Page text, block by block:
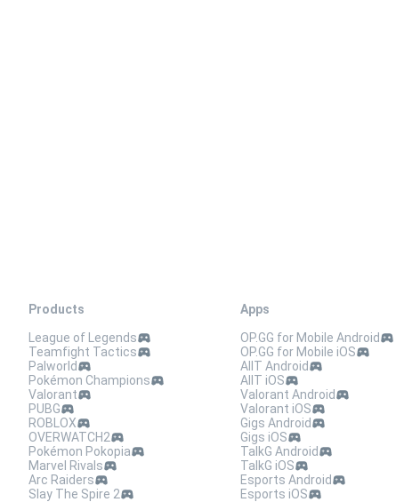
Products
League of Legends
Teamfight Tactics
Palworld
Pokémon Champions
Valorant
PUBG
ROBLOX
OVERWATCH2
Pokémon Pokopia
Marvel Rivals
Arc Raiders
Slay The Spire 2
Apps
OP.GG for Mobile Android
OP.GG for Mobile iOS
AllT Android
AllT iOS
Valorant Android
Valorant iOS
Gigs Android
Gigs iOS
TalkG Android
TalkG iOS
Esports Android
Esports iOS